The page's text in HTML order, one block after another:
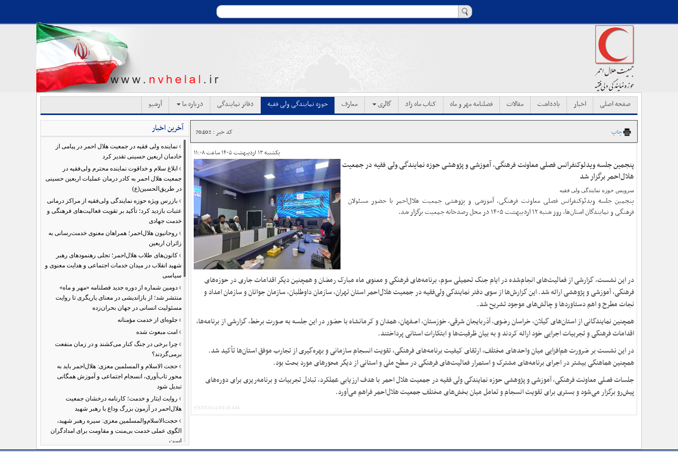
صفحه اصلی اخبار یادداشت مقالات فصلنامه مهر و ماه کتاب ماه زاد گالری معارف حوزه نمایندگی ولی فقیه دفاتر نمایندگی درباره ما آرشیو
چاپ کد خبر : 70402
پنجمین جلسه ویدئوکنفرانس فصلی معاونت فرهنگی، آموزشی و پژوهشی حوزه نمایندگی ولی فقیه در جمعیت
هلال‌احمر برگزار شد
سرویس حوزه نمایندگی ولی فقیه
پنجمین جلسه ویدئوکنفرانس فصلی معاونت فرهنگی، آموزشی و پژوهشی جمعیت هلال‌احمر با حضور مسئولان
فرهنگی و نمایندگان استان‌ها، روز شنبه ۱۲ اردیبهشت ۱۴۰۵ در محل رصدخانه جمعیت برگزار شد.
یکشنبه ۱۳ اردیبهشت ۱۴۰۵ ساعت ۱۱:۰۸
در این نشست، گزارشی از فعالیت‌های انجام‌شده در ایام جنگ تحمیلی سوم، برنامه‌های فرهنگی و معنوی ماه مبارک رمضان و همچنین دیگر اقدامات جاری در حوزه‌های
فرهنگی، آموزشی و پژوهشی ارائه شد. این گزارش‌ها از سوی دفتر نمایندگی ولی‌فقیه در جمعیت هلال‌احمر استان تهران، سازمان داوطلبان، سازمان جوانان و سازمان امداد و
نجات مطرح و اهم دستاوردها و چالش‌های موجود تشریح شد.
همچنین نمایندگانی از استان‌های گیلان، خراسان رضوی، آذربایجان شرقی، خوزستان، اصفهان، همدان و کرمانشاه با حضور در این جلسه به صورت برخط، گزارشی از برنامه‌ها،
اقدامات فرهنگی و تجربیات اجرایی خود ارائه کردند و به بیان ظرفیت‌ها و ابتکارات استانی پرداختند.
در این نشست بر ضرورت هم‌افزایی میان واحدهای مختلف، ارتقای کیفیت برنامه‌های فرهنگی، تقویت انسجام سازمانی و بهره‌گیری از تجارب موفق استان‌ها تأکید شد.
همچنین هماهنگی بیشتر در اجرای برنامه‌های مشترک و استمرار فعالیت‌های فرهنگی در سطح ملی و استانی از دیگر محورهای مورد بحث بود.
جلسات فصلی معاونت فرهنگی، آموزشی و پژوهشی حوزه نمایندگی ولی فقیه در جمعیت هلال احمر با هدف ارزیابی عملکرد، تبادل تجربیات و برنامه‌ریزی برای دوره‌های
پیش‌رو برگزار می‌شود و بستری برای تقویت انسجام و تعامل میان بخش‌های مختلف جمعیت هلال‌احمر فراهم می‌آورد.
5/3/2026 11:08:19 AM
آخرین اخبار
› نماینده ولی فقیه در جمعیت هلال احمر در پیامی از
خادمان اربعین حسینی تقدیر کرد
› ابلاغ سلام و خداقوت نماینده محترم ولی‌فقیه در
جمعیت هلال احمر به کادر درمان عملیات اربعین حسینی
در طریق‌الحسین(ع)
› بازرس ویژه حوزه نمایندگی ولی‌فقیه از مراکز درمانی
عتبات بازدید کرد؛ تأکید بر تقویت فعالیت‌های فرهنگی و
خدمت جهادی
› روحانیون هلال‌احمر؛ همراهان معنوی خدمت‌رسانی به
زائران اربعین
› کانون‌های طلاب هلال‌احمر؛ تجلی رهنمودهای رهبر
شهید انقلاب در میدان خدمات اجتماعی و هدایت معنوی و
سیاسی
› دومین شماره از دوره جدید فصلنامه «مهر و ماه»
منتشر شد؛ از بازاندیشی در معنای یاریگری تا روایت
مسئولیت انسانی در جهان بحران‌زده
› جلوه‌ای از خدمت مؤمنانه
› امت مبعوث شده
› چرا برخی در جنگ کنار می‌کشند و در زمان منفعت
برمی‌گردند؟
› حجت الاسلام و المسلمین معزی: هلال‌احمر باید به
محور تاب‌آوری، انسجام اجتماعی و آموزش همگانی
تبدیل شود
› روایت ایثار و خدمت؛ کارنامه درخشان جمعیت
هلال‌احمر در آزمون بزرگ وداع با رهبر شهید
› حجت‌الاسلام‌والمسلمین معزی: سیره رهبر شهید،
الگوی عملی خدمت بی‌منت و مقاومت برای امدادگران
است